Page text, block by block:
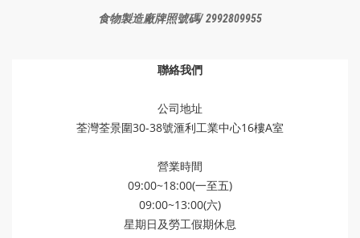
食物製造廠牌照號碼/ 2992809955
聯絡我們
公司地址
荃灣荃景圍30-38號滙利工業中心16樓A室
營業時間
09:00~18:00(一至五)
09:00~13:00(六)
星期日及勞工假期休息